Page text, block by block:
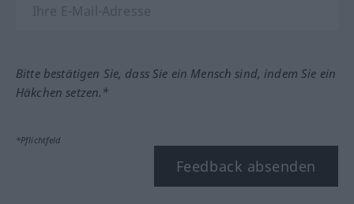
Bitte bestätigen Sie, dass Sie ein Mensch sind, indem Sie ein
Häkchen setzen.*
*Pflichtfeld
Feedback absenden